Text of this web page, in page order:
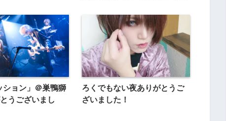
ション」＠巣鴨獅
うございまし
ろくでもない夜ありがとうご
ざいました！